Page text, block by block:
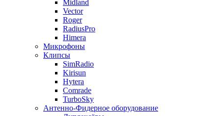
Midland
Vector
Roger
RadiusPro
Himera
Микрофоны
Клипсы
SimRadio
Kirisun
Hytera
Comrade
TurboSky
Антенно-Фидерное оборудование